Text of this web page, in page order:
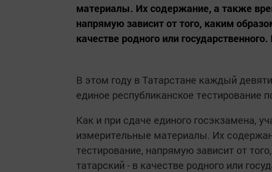
материалы. Их содержание, а также
напрямую зависит от того, каким
качестве родного или государственного.
В этом году в Татарстане каждый
единое республиканское тестирование
Как и при сдаче единого госэкзамена,
измерительные материалы. Их
тестирование, напрямую зависит от
татарский - в качестве родного или